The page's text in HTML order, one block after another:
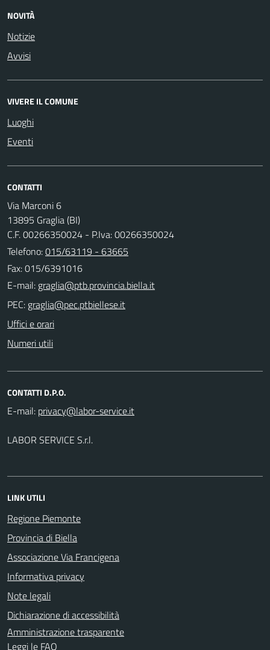
NOVITÀ
Notizie
Avvisi
VIVERE IL COMUNE
Luoghi
Eventi
CONTATTI
Via Marconi 6
13895 Graglia (BI)
C.F. 00266350024 - P.Iva: 00266350024
Telefono:015/63119 - 63665
Fax: 015/6391016
E-mail:
PEC:
Uffici e orari
Numeri utili
CONTATTI D.P.O.
E-mail:
LABOR SERVICE S.r.l.
LINK UTILI
Regione Piemonte
Provincia di Biella
Associazione Via Francigena
Informativa privacy
Note legali
Dichiarazione di accessibilità
Amministrazione trasparente
Leggi le FAQ